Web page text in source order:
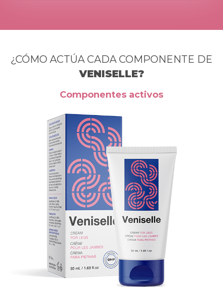
¿CÓMO ACTÚA CADA COMPONENTE DE
VENISELLE?
Componentes activos